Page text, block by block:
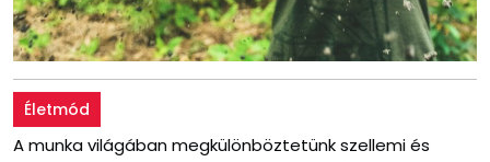
Életmód
A munka világában megkülönböztetünk szellemi és